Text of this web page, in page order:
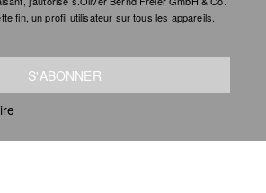
fin, un profil utilisateur sur tous les appareils.
S'ABONNER